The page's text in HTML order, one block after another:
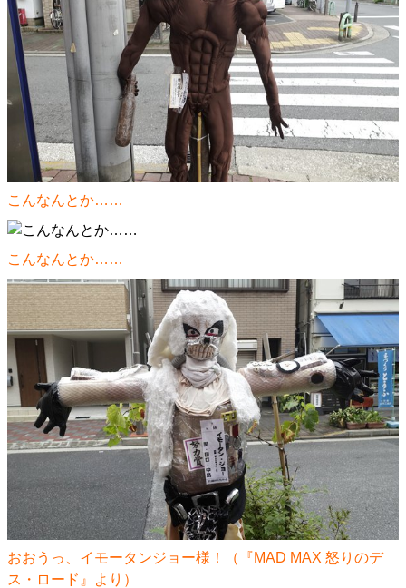
こんなんとか……
こんなんとか……
おおうっ、イモータンジョー様！（『MAD MAX 怒りのデ
ス・ロード』より）